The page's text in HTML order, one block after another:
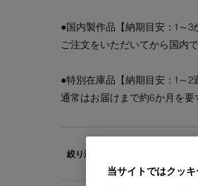
●国内製作品【納期目安：1～3
ご注文をいただいてから国内
●特別在庫品【納期目安：1～2
通常はお届けまで約6か月を
アームチェア(1)
ミーテ
当サイトではクッ